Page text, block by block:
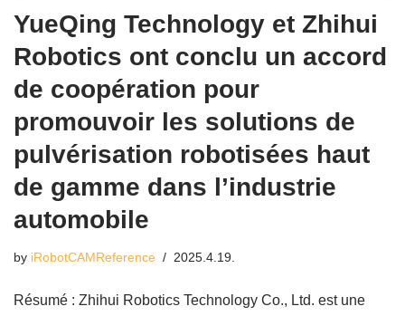
YueQing Technology et Zhihui
Robotics ont conclu un accord
de coopération pour
promouvoir les solutions de
pulvérisation robotisées haut
de gamme dans l’industrie
automobile
by iRobotCAMReference 2025.4.19.
Résumé : Zhihui Robotics Technology Co., Ltd. est une